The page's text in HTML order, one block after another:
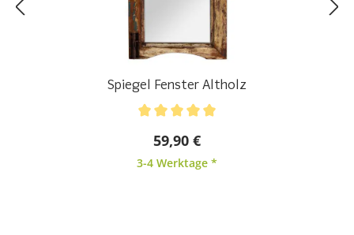
Spiegel Fenster Altholz
59,90 €
3-4 Werktage *